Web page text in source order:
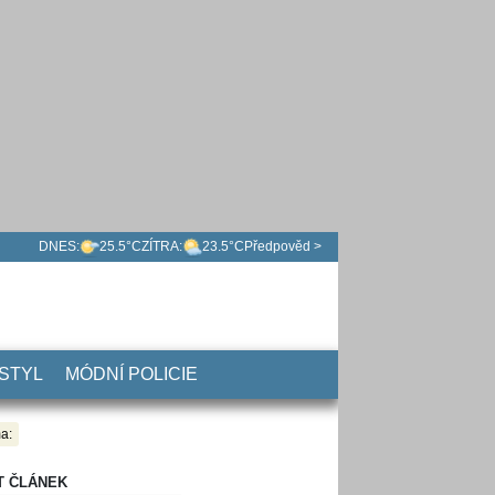
DNES: 25.5°CZÍTRA: 23.5°C Předpověd >
MÓDNÍ POLICIE
ČLÁNEK